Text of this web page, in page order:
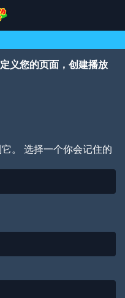
义您的页面，创建播放
。 选择一个你会记住的